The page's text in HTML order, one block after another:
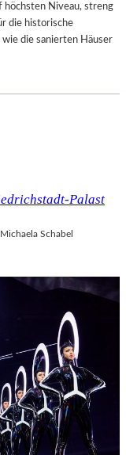
höchsten Niveau, streng
die historische
die sanierten Häuser
Palast
Michaela Schabel